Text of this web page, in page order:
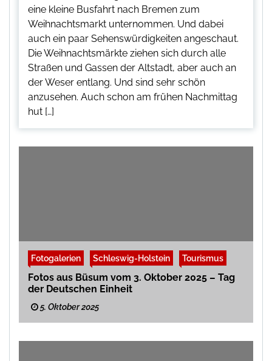
eine kleine Busfahrt nach Bremen zum
Weihnachtsmarkt unternommen. Und dabei
auch ein paar Sehenswürdigkeiten angeschaut.
Die Weihnachtsmärkte ziehen sich durch alle
Straßen und Gassen der Altstadt, aber auch an
der Weser entlang. Und sind sehr schön
anzusehen. Auch schon am frühen Nachmittag
hut […]
Fotogalerien Schleswig-Holstein Tourismus
Fotos aus Büsum vom 3. Oktober 2025 – Tag
der Deutschen Einheit
5. Oktober 2025